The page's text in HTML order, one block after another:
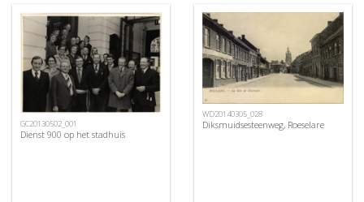
GC20130502_001
Dienst 900 op het stadhuis
WD20140305_028
Diksmuidsesteenweg, Roeselare